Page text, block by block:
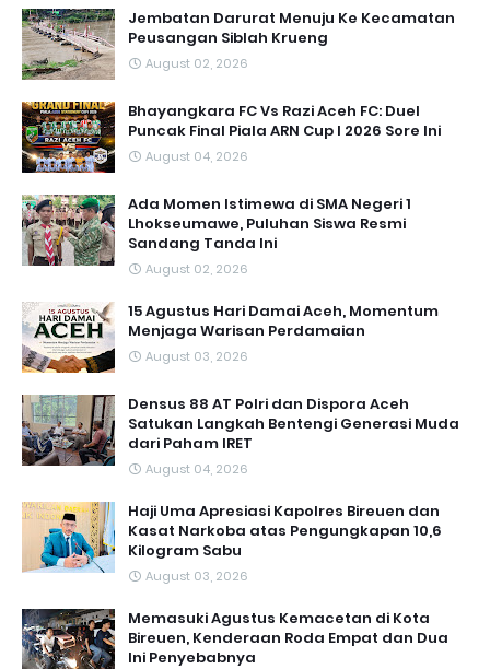
Jembatan Darurat Menuju Ke Kecamatan
Peusangan Siblah Krueng
August 02, 2026
Bhayangkara FC Vs Razi Aceh FC: Duel
Puncak Final Piala ARN Cup I 2026 Sore Ini
August 04, 2026
Ada Momen Istimewa di SMA Negeri 1
Lhokseumawe, Puluhan Siswa Resmi
Sandang Tanda Ini
August 02, 2026
15 Agustus Hari Damai Aceh, Momentum
Menjaga Warisan Perdamaian
August 03, 2026
Densus 88 AT Polri dan Dispora Aceh
Satukan Langkah Bentengi Generasi Muda
dari Paham IRET
August 04, 2026
Haji Uma Apresiasi Kapolres Bireuen dan
Kasat Narkoba atas Pengungkapan 10,6
Kilogram Sabu
August 03, 2026
Memasuki Agustus Kemacetan di Kota
Bireuen, Kenderaan Roda Empat dan Dua
Ini Penyebabnya